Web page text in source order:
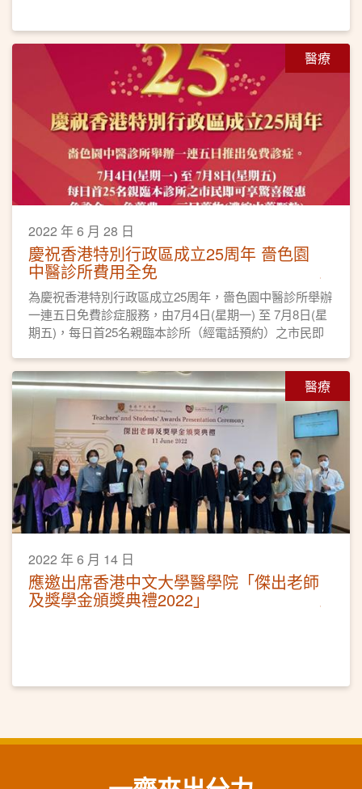
醫療
2022 年 6 月 28 日
慶祝香港特別行政區成立25周年 嗇色園
中醫診所費用全免
為慶祝香港特別行政區成立25周年，嗇色園中醫診所舉辦
一連五日免費診症服務，由7月4日(星期一) 至 7月8日(星
期五)，每日首25名親臨本診所（經電話預約）之市民即
醫療
2022 年 6 月 14 日
應邀出席香港中文大學醫學院「傑出老師
及獎學金頒獎典禮2022」